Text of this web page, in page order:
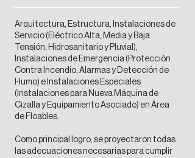
Arquitectura, Estructura, Instalaciones de
Servicio (Eléctrico Alta, Media y Baja
Tensión, Hidrosanitario y Pluvial),
Instalaciones de Emergencia (Protección
Contra Incendio, Alarmas y Detección de
Humo) e Instalaciones Especiales
(Instalaciones para Nueva Máquina de
Cizalla y Equipamiento Asociado) en Área
de Floables.
Como principal logro, se proyectaron todas
las adecuaciones necesarias para cumplir